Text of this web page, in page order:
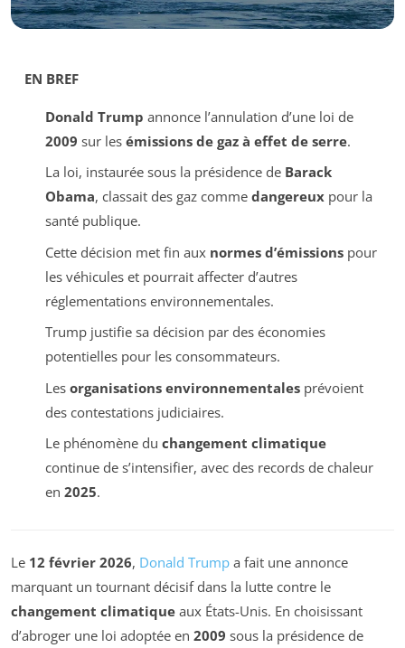
EN BREF
Donald Trump annonce l’annulation d’une loi de
2009 sur les émissions de gaz à effet de serre.
La loi, instaurée sous la présidence de Barack
Obama, classait des gaz comme dangereuxpour la
santé publique.
Cette décision met fin aux normes d’émissionspour
les véhicules et pourrait affecter d’autres
réglementations environnementales.
Trump justifie sa décision par des économies
potentielles pour les consommateurs.
Les organisations environnementalesprévoient
des contestations judiciaires.
Le phénomène du changement climatique
continue de s’intensifier, avec des records de chaleur
en 2025.
Le 12 février 2026, Donald Trump a fait une annonce
marquant un tournant décisif dans la lutte contre le
changement climatique aux États-Unis. En choisissant
d’abroger une loi adoptée en 2009 sous la présidence de